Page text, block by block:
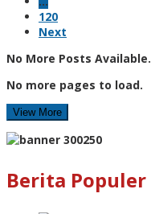
120
Next
No More Posts Available.
No more pages to load.
View More
Berita Populer